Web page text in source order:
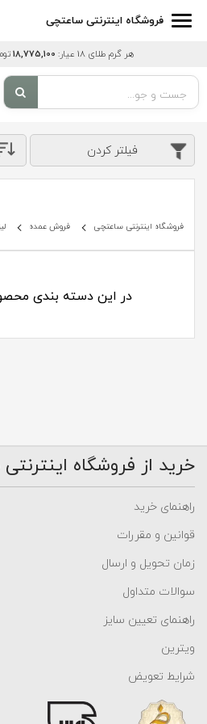
فروشگاه اینترنتی ساعتچی
هر گرم طلای 18 عیار: 18,775,100
فیلتر کردن
فروشگاه اینترنتی ساعتچی فروش عمده
در این دسته بندی
خرید از فروشگاه
راهنمای خرید
قوانین و مقررات
زمان تحویل و ارسال
سوالات متداول
راهنمای تعیین سایز
ویترین
شرایط تعویض